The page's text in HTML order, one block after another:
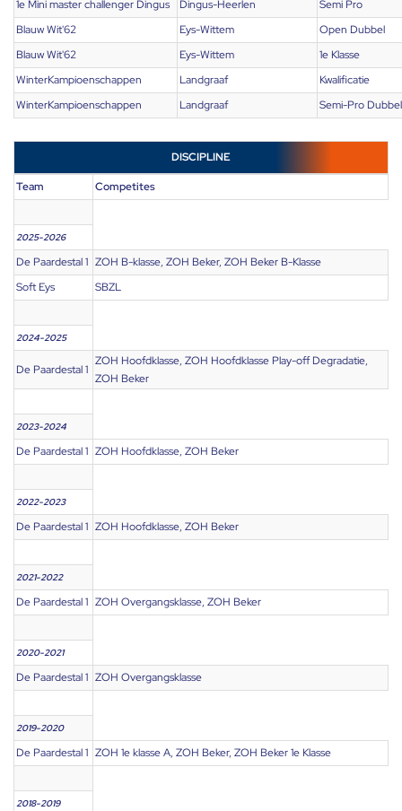
1e Mini master challenger Dingus Dingus-Heerlen
Semi Pro
Blauw Wit'62
Eys-Wittem
Open Dubbel
Blauw Wit'62
Eys-Wittem
1e Klasse
WinterKampioenschappen
Landgraaf
Kwalificatie
WinterKampioenschappen
Landgraaf Semi-Pro Dubbel
DISCIPLINE
Team Competites
2025-2026
De Paardestal 1 ZOH B-klasse, ZOH Beker, ZOH Beker B-Klasse
Soft Eys
SBZL
2024-2025
De Paardestal 1
ZOH Hoofdklasse, ZOH Hoofdklasse Play-off Degradatie,
ZOH Beker
2023-2024
De Paardestal 1 ZOH Hoofdklasse, ZOH Beker
2022-2023
De Paardestal 1 ZOH Hoofdklasse, ZOH Beker
2021-2022
De Paardestal 1 ZOH Overgangsklasse, ZOH Beker
2020-2021
De Paardestal 1 ZOH Overgangsklasse
2019-2020
De Paardestal 1 ZOH 1e klasse A, ZOH Beker, ZOH Beker 1e Klasse
2018-2019